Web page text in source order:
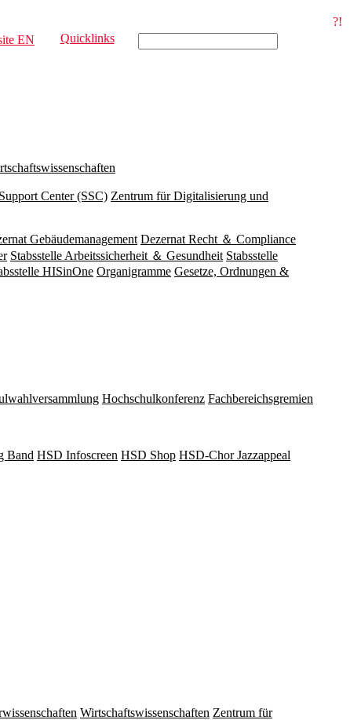
?!
EN Quicklinks
Center (SSC) Zentrum für Digitalisierung und
Gebäudemanagement Dezernat Recht ＆ Compliance
Stabsstelle Arbeitssicherheit ＆ Gesundheit Stabsstelle
HISinOne Organigramme Gesetze, Ordnungen &
Hochschulkonferenz Fachbereichsgremien
Band HSD Infoscreen HSD Shop HSD-Chor Jazzappeal
Wirtschaftswissenschaften Zentrum für